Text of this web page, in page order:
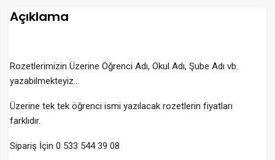
Açıklama
Rozetlerimizin Üzerine Öğrenci Adı, Okul Adı, Şube Adı vb.
yazabilmekteyiz…
Üzerine tek tek öğrenci ismi yazılacak rozetlerin fiyatları
farklıdır.
Sipariş İçin 0 533 544 39 08